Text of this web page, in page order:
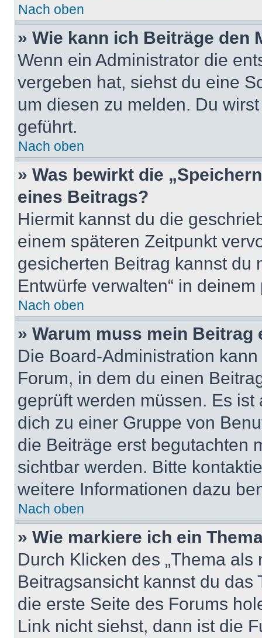
Nach oben
» Wie kann ich Beiträge den
Wenn ein Administrator die
vergeben hat, siehst du eine
um diesen zu melden. Du
geführt.
Nach oben
» Was bewirkt die
eines Beitrags?
Hiermit kannst du die
einem späteren Zeitpunkt
gesicherten Beitrag kannst du
Entwürfe verwalten“ in
Nach oben
» Warum muss mein
Die Board-Administration
Forum, in dem du einen
geprüft werden müssen. Es
dich zu einer Gruppe von
die Beiträge erst begutachten
sichtbar werden. Bitte
weitere Informationen dazu
Nach oben
» Wie markiere ich ein
Durch Klicken des „Thema
Beitragsansicht kannst du
die erste Seite des Forums
Link nicht siehst, dann ist die